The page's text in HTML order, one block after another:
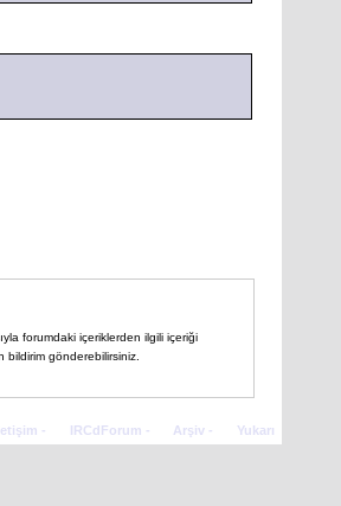
forumdaki içeriklerden ilgili içeriği
bildirim gönderebilirsiniz.
- IRCdForum - Arşiv - Yukarı